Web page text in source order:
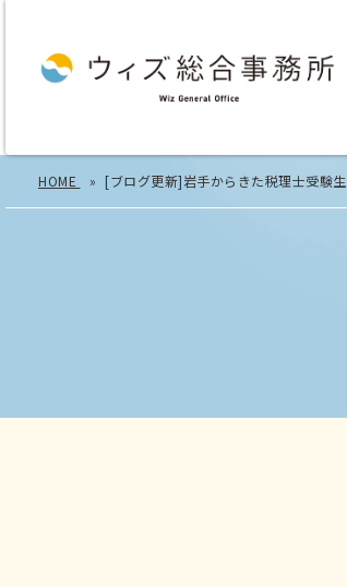
HOME [ブログ更新]岩手からきた税理士受験生